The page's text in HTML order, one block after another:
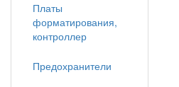
Платы
форматирования,
контроллер
Предохранители